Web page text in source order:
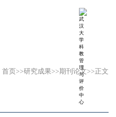
首页 >>研究成果>>期刊论文>> 正文